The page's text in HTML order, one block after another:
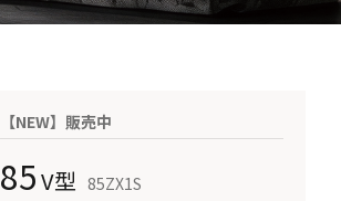
【NEW】販売中
85V型 85ZX1S